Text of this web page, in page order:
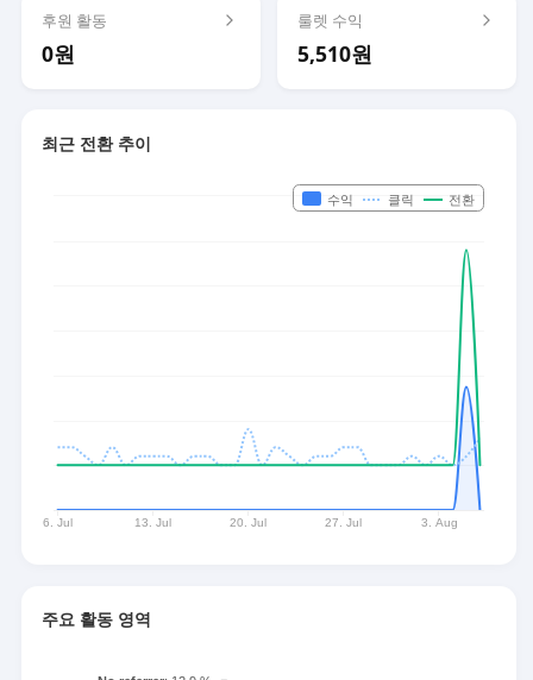
후원 활동
0원
룰렛 수익
5,510원
최근 전환 추이
주요 활동 영역